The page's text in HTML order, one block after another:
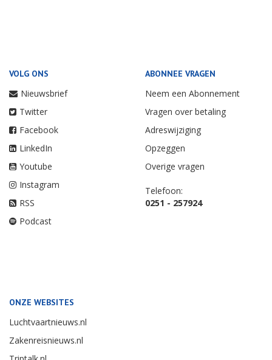
VOLG ONS
Nieuwsbrief
Twitter
Facebook
LinkedIn
Youtube
Instagram
RSS
Podcast
ABONNEE VRAGEN
Neem een Abonnement
Vragen over betaling
Adreswijziging
Opzeggen
Overige vragen
Telefoon:
0251 - 257924
ONZE WEBSITES
Luchtvaartnieuws.nl
Zakenreisnieuws.nl